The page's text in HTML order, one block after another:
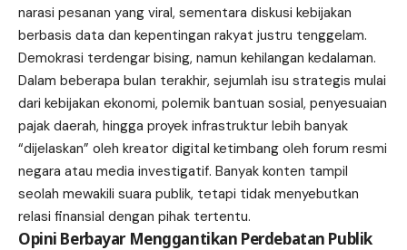
narasi pesanan yang viral, sementara diskusi kebijakan
berbasis data dan kepentingan rakyat justru tenggelam.
Demokrasi terdengar bising, namun kehilangan kedalaman.
Dalam beberapa bulan terakhir, sejumlah isu strategis mulai
dari kebijakan ekonomi, polemik bantuan sosial, penyesuaian
pajak daerah, hingga proyek infrastruktur lebih banyak
“dijelaskan” oleh kreator digital ketimbang oleh forum resmi
negara atau media investigatif. Banyak konten tampil
seolah mewakili suara publik, tetapi tidak menyebutkan
relasi finansial dengan pihak tertentu.
Opini Berbayar Menggantikan Perdebatan Publik